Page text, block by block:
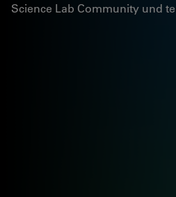
Science Lab Community und